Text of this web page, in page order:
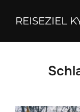
InhaltREISEZIEL